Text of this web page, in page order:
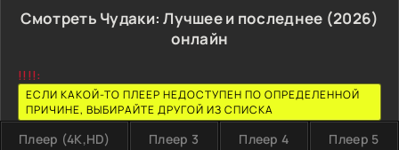
Смотреть Чудаки: Лучшее и последнее (2026)
онлайн
!!!!:
ЕСЛИ КАКОЙ-ТО ПЛЕЕР НЕДОСТУПЕН ПО ОПРЕДЕЛЕННОЙ
ПРИЧИНЕ, ВЫБИРАЙТЕ ДРУГОЙ ИЗ СПИСКА
Плеер (4K,HD) Плеер 3 Плеер 4 Плеер 5